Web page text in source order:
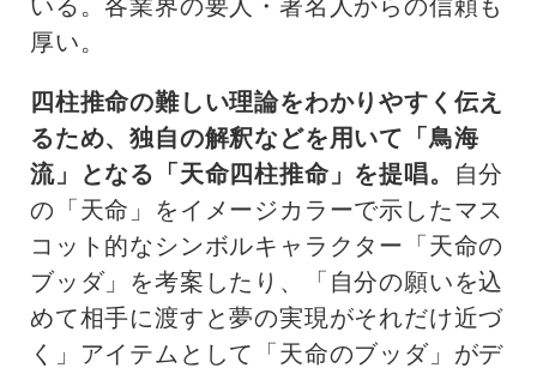
いる。各業界の要人・著名人からの信頼も
厚い。
四柱推命の難しい理論をわかりやすく伝え
るため、独自の解釈などを用いて「鳥海
流」となる「天命四柱推命」を提唱。
自分
の「天命」をイメージカラーで示したマス
コット的なシンボルキャラクター「天命の
ブッダ」を考案したり、「自分の願いを込
めて相手に渡すと夢の実現がそれだけ近づ
く」アイテムとして「天命のブッダ」がデ